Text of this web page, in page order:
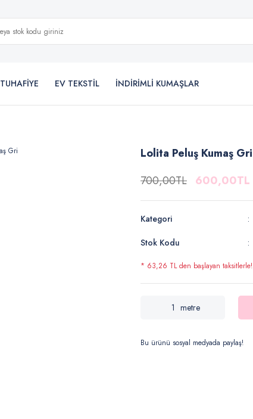
TUHAFİYE EV TEKSTİL İNDİRİMLİ KUMAŞLAR
Lolita Peluş Kumaş Gri
700,00TL 600,00TL
Kategori
Stok Kodu
* 63,26 TL den başlayan taksitlerle!
metre
Bu ürünü sosyal medyada paylaş!